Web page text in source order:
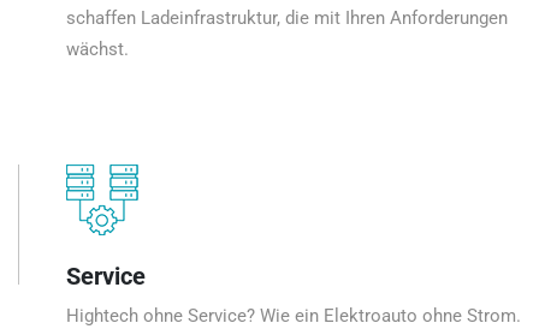
schaffen Ladeinfrastruktur, die mit Ihren Anforderungen
wächst.
Service
Hightech ohne Service? Wie ein Elektroauto ohne Strom.